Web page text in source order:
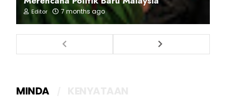
Editor 7 months ago
MINDA